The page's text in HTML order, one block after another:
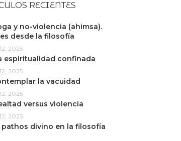
RECIENTES
y no-violencia (ahimsa).
desde la filosofía
2025
espiritualidad confinada
2025
la vacuidad
2025
versus violencia
2025
pathos divino en la filosofía